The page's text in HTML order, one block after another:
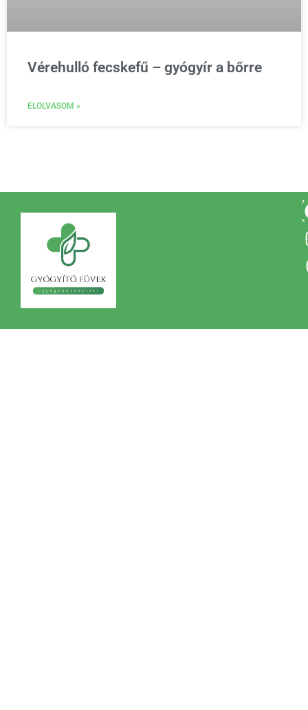
Vérehulló fecskefű – gyógyír a bőrre
ELOLVASOM »